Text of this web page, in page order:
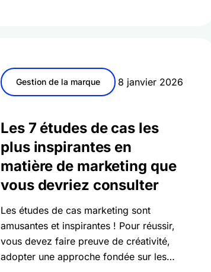
Gestion de la marque 8 janvier 2026
Les 7 études de cas les
plus inspirantes en
matière de marketing que
vous devriez consulter
Les études de cas marketing sont
amusantes et inspirantes ! Pour réussir,
vous devez faire preuve de créativité,
adopter une approche fondée sur les